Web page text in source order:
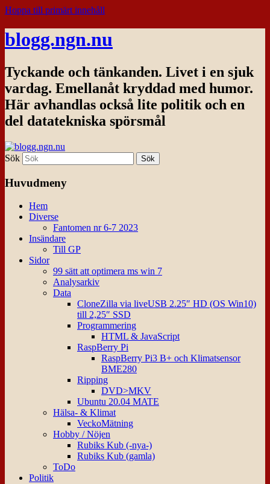
Hoppa till primärt innehåll
blogg.ngn.nu
Tyckande och tänkanden. Livet i en sjuk
vardag. Emellanåt kryddad med humor.
Här avhandlas också lite politik och en
del datatekniska spörsmål
Sök
Huvudmeny
Hem
Diverse
Fantomen nr 6-7 2023
Insändare
Till GP
Sidor
99 sätt att optimera ms win 7
Analysarkiv
Data
CloneZilla via liveUSB 2.25″ HD (OS Win10)
till 2,25″ SSD
Programmering
HTML & JavaScript
RaspBerry Pi
RaspBerry Pi3 B+ och Klimatsensor
BME280
Ripping
DVD>MKV
Ubuntu 20.04 MATE
Hälsa- & Klimat
VeckoMätning
Hobby / Nöjen
Rubiks Kub (-nya-)
Rubiks Kub (gamla)
ToDo
Politik